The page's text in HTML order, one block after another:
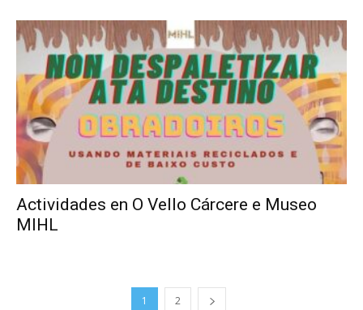
Actividades en O Vello Cárcere e Museo
MIHL
1 2